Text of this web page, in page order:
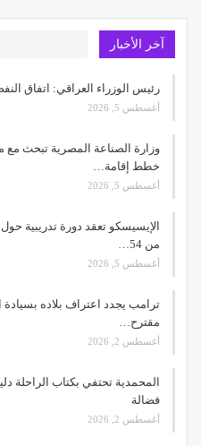
آخر الأخبار
رئيس الوزراء العراقي: اتفاق
أغسطس 5, 2026
خطط إقامة…
أغسطس 5, 2026
الإيسيسكو تعقد دورة تدريبية
من 54…
أغسطس 5, 2026
ترامب يجدد اعتراف بلاده
مقترح…
أغسطس 2, 2026
المحمدية تحتفي بكتاب الراحلة
فضالة
أغسطس 2, 2026